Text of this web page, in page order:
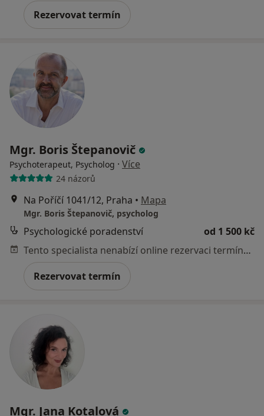
Rezervovat termín
Mgr. Boris Štepanovič
Psychoterapeut, Psycholog · Více
24 názorů
Na Poříčí 1041/12, Praha • Mapa
Mgr. Boris Štepanovič, psycholog
Psychologické poradenství
od 1 500 kč
Tento specialista nenabízí online rezervaci termínu na této adrese.
Rezervovat termín
Mgr. Jana Kotalová